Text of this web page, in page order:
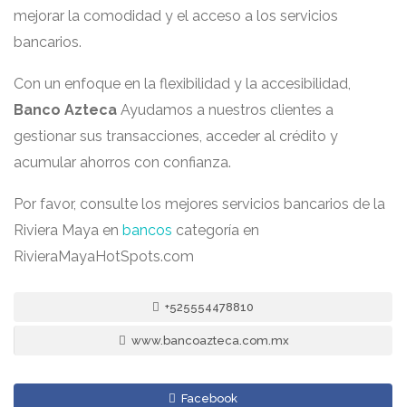
mejorar la comodidad y el acceso a los servicios
bancarios.
Con un enfoque en la flexibilidad y la accesibilidad,
Banco Azteca Ayudamos a nuestros clientes a
gestionar sus transacciones, acceder al crédito y
acumular ahorros con confianza.
Por favor, consulte los mejores servicios bancarios de la
Riviera Maya en bancos categoría en
RivieraMayaHotSpots.com
+525554478810
www.bancoazteca.com.mx
Facebook